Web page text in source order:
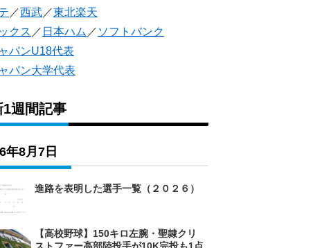
／西武 ／東北楽天
クス ／ 日本ハム ／ ソフトバンク
パンU18代表
パン大学代表
1週間記事
年8月7日
進路を表明した選手一覧（２０２６）
【高校野球】150キロ左腕・聖隷クリ